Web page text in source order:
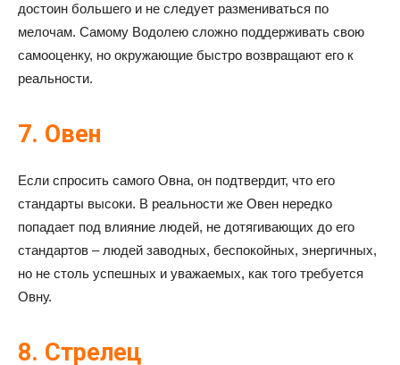
достоин большего и не следует размениваться по
мелочам. Самому Водолею сложно поддерживать свою
самооценку, но окружающие быстро возвращают его к
реальности.
7. Овен
Если спросить самого Овна, он подтвердит, что его
стандарты высоки. В реальности же Овен нередко
попадает под влияние людей, не дотягивающих до его
стандартов – людей заводных, беспокойных, энергичных,
но не столь успешных и уважаемых, как того требуется
Овну.
8. Стрелец